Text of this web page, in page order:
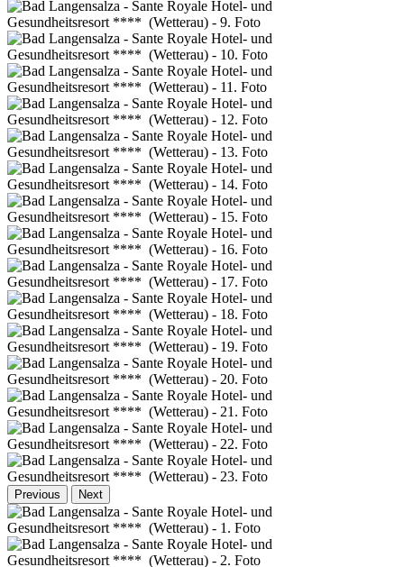
Previous Next